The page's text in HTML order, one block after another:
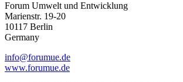
Forum Umwelt und Entwicklung
Marienstr. 19-20
10117 Berlin
Germany
info@forumue.de
www.forumue.de